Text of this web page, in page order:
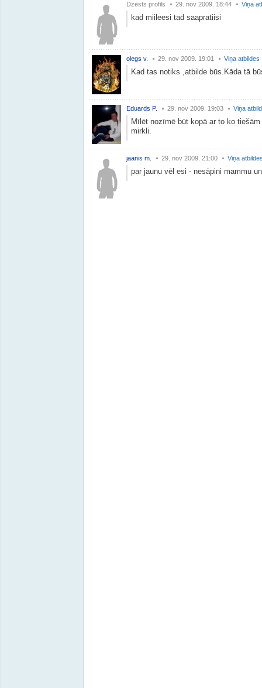
Dzēsts profils 29. nov 2009. 18:44 Viņa
kad miileesi tad saapratiisi
olegs v. 29. nov 2009. 19:01 Viņa atbildes
Kad tas notiks ,atbilde būs.Kāda tā
Eduards P. 29. nov 2009. 19:03 Viņa
Mīlēt nozīmē būt kopā ar to ko
mirkli.
jaanis m. 29. nov 2009. 21:00 Viņa
par jaunu vēl esi - nesāpini mammu